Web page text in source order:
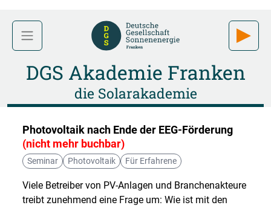
DGS Akademie Franken
die Solarakademie
Photovoltaik nach Ende der EEG-Förderung
(nicht mehr buchbar)
Seminar Photovoltaik Für Erfahrene
Viele Betreiber von PV-Anlagen und Branchenakteure
treibt zunehmend eine Frage um: Wie ist mit den